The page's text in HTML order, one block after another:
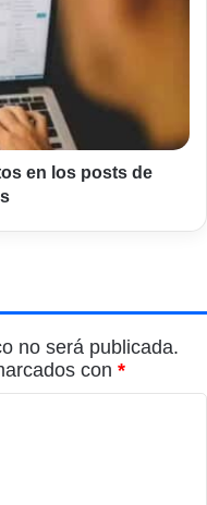
en los posts de
no será publicada.
con *